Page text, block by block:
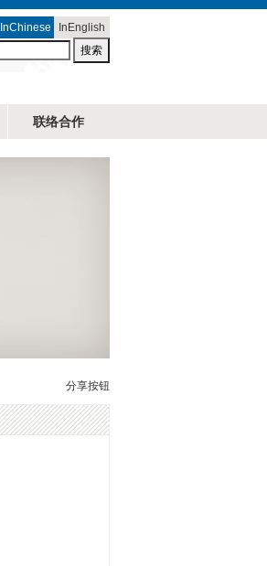
InChinese
InEnglish
搜索
联络合作
分享按钮